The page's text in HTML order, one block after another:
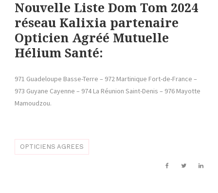
Nouvelle Liste Dom Tom 2024
réseau Kalixia partenaire
Opticien Agréé Mutuelle
Hélium Santé:
971 Guadeloupe Basse-Terre – 972 Martinique Fort-de-France –
973 Guyane Cayenne – 974 La Réunion Saint-Denis – 976 Mayotte
Mamoudzou.
OPTICIENS AGREES